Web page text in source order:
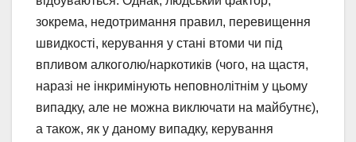
зокрема, недотримання правил, перевищення
швидкості, керування у стані втоми чи під
впливом алкоголю/наркотиків (чого, на щастя,
наразі не інкримінують неповнолітнім у цьому
випадку, але не можна виключати на майбутнє),
а також, як у даному випадку, керування